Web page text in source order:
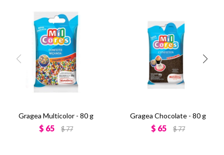
Gragea Multicolor - 80 g
$ 65 $77
Gragea Chocolate - 80 g
$ 65 $77